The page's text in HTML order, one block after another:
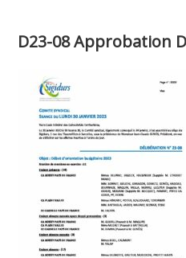
D23-08 Approbation